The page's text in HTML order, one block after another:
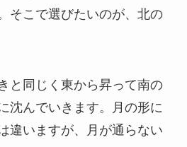
そこで選びたいのが、 北の
と同じく東から昇って南の
沈んでいきます。月の形に
違いますが、
月が通らない